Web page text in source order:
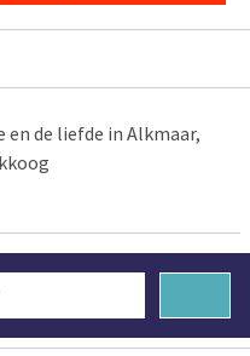
en de liefde in Alkmaar,